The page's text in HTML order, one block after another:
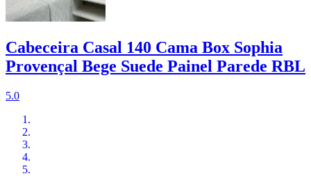
Cabeceira Casal 140 Cama Box Sophia
Provençal Bege Suede Painel Parede RBL
5.0